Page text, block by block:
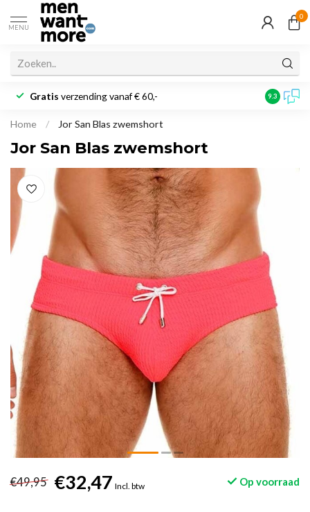
MENU
0
Gratis verzending vanaf € 60,- 9.3
Home / Jor San Blas zwemshort
Jor San Blas zwemshort
€49,95 €32,47 Incl. btw Op voorraad